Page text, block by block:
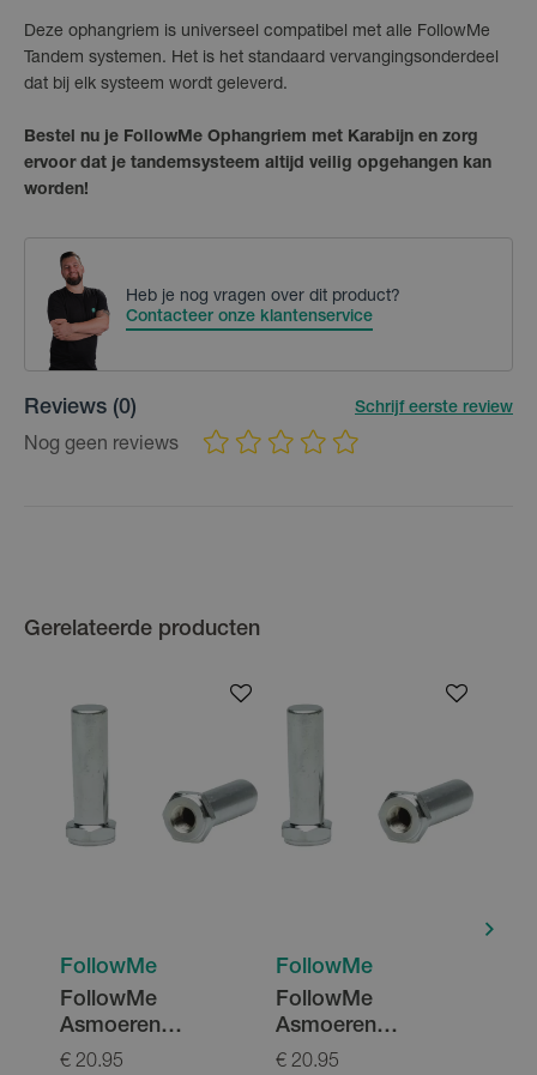
Deze ophangriem is universeel compatibel met alle FollowMe
Tandem systemen. Het is het standaard vervangingsonderdeel
dat bij elk systeem wordt geleverd.
Bestel nu je FollowMe Ophangriem met Karabijn en zorg
ervoor dat je tandemsysteem altijd veilig opgehangen kan
worden!
Heb je nog vragen over dit product?
Contacteer onze klantenservice
Reviews (0) Schrijf eerste review
Nog geen reviews
Gerelateerde producten
FollowMe
FollowMe
Asmoeren
Kinderfiets 3/8
€ 20.95
FollowMe
FollowMe
Asmoeren
Kinderfiets 5/16
€ 20.95